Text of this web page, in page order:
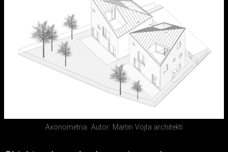
Axonometria Autor: Martin Vojta architekti